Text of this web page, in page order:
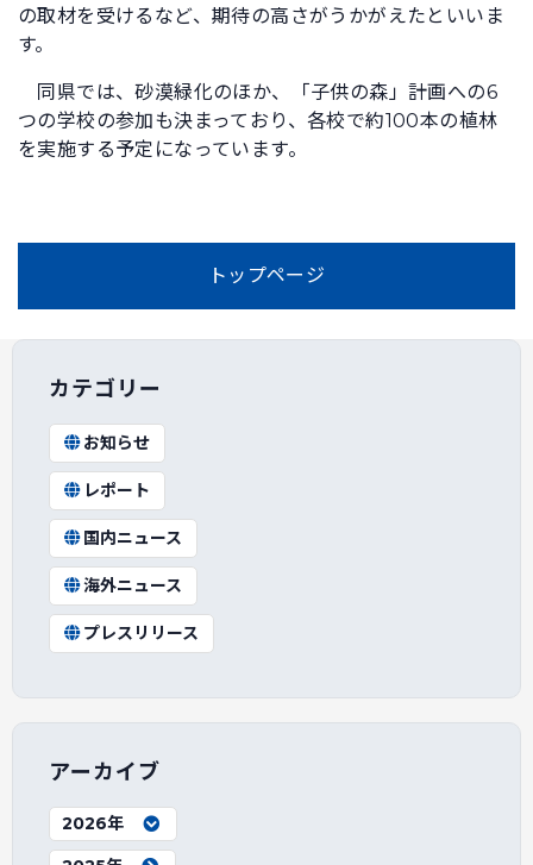
の取材を受けるなど、期待の高さがうかがえたといいま
す。
同県では、砂漠緑化のほか、「子供の森」計画への6
つの学校の参加も決まっており、各校で約100本の植林
を実施する予定になっています。
トップページ
カテゴリー
お知らせ
レポート
国内ニュース
海外ニュース
プレスリリース
アーカイブ
2026年